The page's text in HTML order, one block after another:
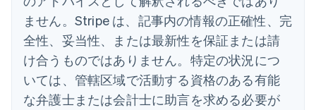
ません。Stripe は、記事内の情報の正確性、完
全性、妥当性、または最新性を保証または請
け合うものではありません。特定の状況につ
いては、管轄区域で活動する資格のある有能
な弁護士または会計士に助言を求める必要が
インド
English
エストニア
English
オーストラリア
English
オーストリア